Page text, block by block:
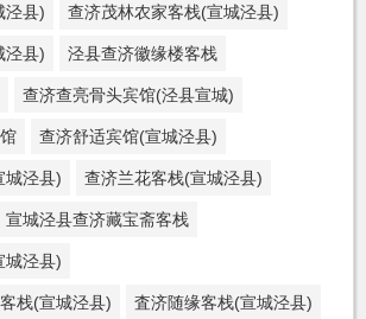
泾县) 查济茂林农家客栈(宣城泾县)
泾县) 泾县查济徽缘楼客栈
查济查亮骨头宾馆(泾县宣城)
查济舒适宾馆(宣城泾县)
城泾县) 查济兰花客栈(宣城泾县)
宣城泾县查济藏宝斋客栈
城泾县)
栈(宣城泾县) 査济随缘客栈(宣城泾县)